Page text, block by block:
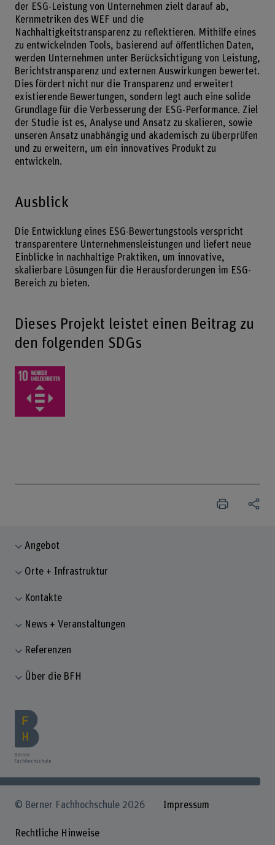
der ESG-Leistung von Unternehmen zielt darauf ab,
Kernmetriken des WEF und die
Nachhaltigkeitstransparenz zu reflektieren. Mithilfe eines
zu entwickelnden Tools, basierend auf öffentlichen Daten,
werden Unternehmen unter Berücksichtigung von Leistung,
Berichtstransparenz und externen Auswirkungen bewertet.
Dies fördert nicht nur die Transparenz und erweitert
existierende Bewertungen, sondern legt auch eine solide
Grundlage für die Verbesserung der ESG-Performance. Ziel
der Studie ist es, Analyse und Ansatz zu skalieren, sowie
unseren Ansatz unabhängig und akademisch zu überprüfen
und zu erweitern, um ein innovatives Produkt zu
entwickeln.
Ausblick
Die Entwicklung eines ESG-Bewertungstools verspricht
transparentere Unternehmensleistungen und liefert neue
Einblicke in nachhaltige Praktiken, um innovative,
skalierbare Lösungen für die Herausforderungen im ESG-
Bereich zu bieten.
Dieses Projekt leistet einen Beitrag zu
den folgenden SDGs
Angebot
Orte + Infrastruktur
Kontakte
News + Veranstaltungen
Referenzen
Über die BFH
© Berner Fachhochschule 2026 Impressum
Rechtliche Hinweise